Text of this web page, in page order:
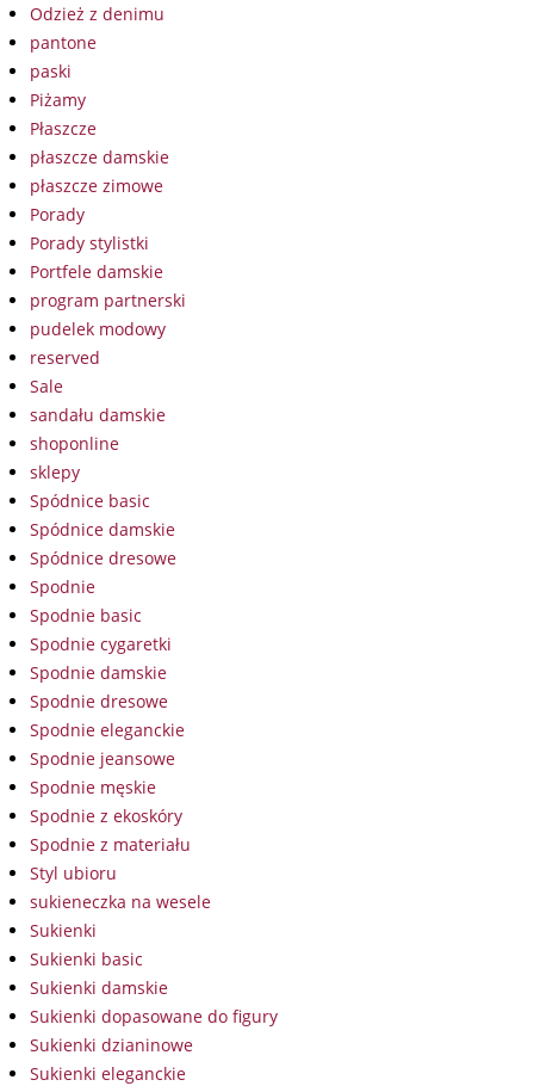
Odzież z denimu
pantone
paski
Piżamy
Płaszcze
płaszcze damskie
płaszcze zimowe
Porady
Porady stylistki
Portfele damskie
program partnerski
pudelek modowy
reserved
Sale
sandału damskie
shoponline
sklepy
Spódnice basic
Spódnice damskie
Spódnice dresowe
Spodnie
Spodnie basic
Spodnie cygaretki
Spodnie damskie
Spodnie dresowe
Spodnie eleganckie
Spodnie jeansowe
Spodnie męskie
Spodnie z ekoskóry
Spodnie z materiału
Styl ubioru
sukieneczka na wesele
Sukienki
Sukienki basic
Sukienki damskie
Sukienki dopasowane do figury
Sukienki dzianinowe
Sukienki eleganckie